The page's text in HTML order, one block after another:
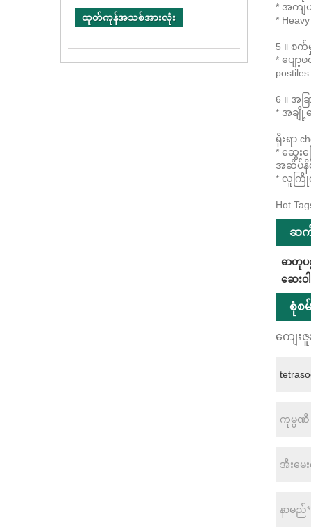
ထုတ်ကုန်အသစ်အားလုံး
* အကျယ်
*
5 ။ စက်
* ပျေ
6 ။ အခ
* အချို့
ရိုးရာ
* ဆွေး
အဆိပ်နိ
* လူကြိုက်
Hot
ဆက်
ဓာတုပစ္
ဆေးဝ
စုံစမ်
ကျေး